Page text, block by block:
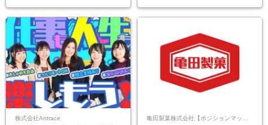
株式会社Antrace